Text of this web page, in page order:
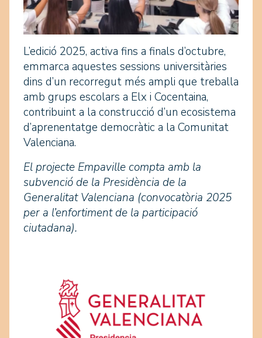
L’edició 2025, activa fins a finals d’octubre,
emmarca aquestes sessions universitàries
dins d’un recorregut més ampli que treballa
amb grups escolars a Elx i Cocentaina,
contribuint a la construcció d’un ecosistema
d’aprenentatge democràtic a la Comunitat
Valenciana.
El projecte Empaville compta amb la
subvenció de la Presidència de la
Generalitat Valenciana (convocatòria 2025
per a l’enfortiment de la participació
ciutadana).